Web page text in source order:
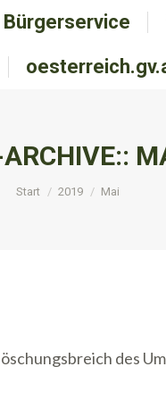
Bürgerservice
Sie befinden sich hier:
Start 2019 Mai
des
Bürgerservice